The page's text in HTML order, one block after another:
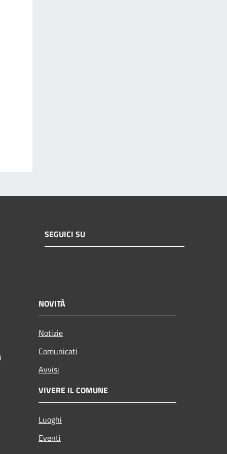
SEGUICI SU
NOVITÀ
Notizie
Comunicati
Avvisi
VIVERE IL COMUNE
Luoghi
Eventi